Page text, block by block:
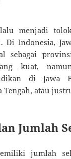
menjadi
Di Indonesia,
sebagai
kuat,
di Jawa
Tengah, atau
Jumlah
jumlah